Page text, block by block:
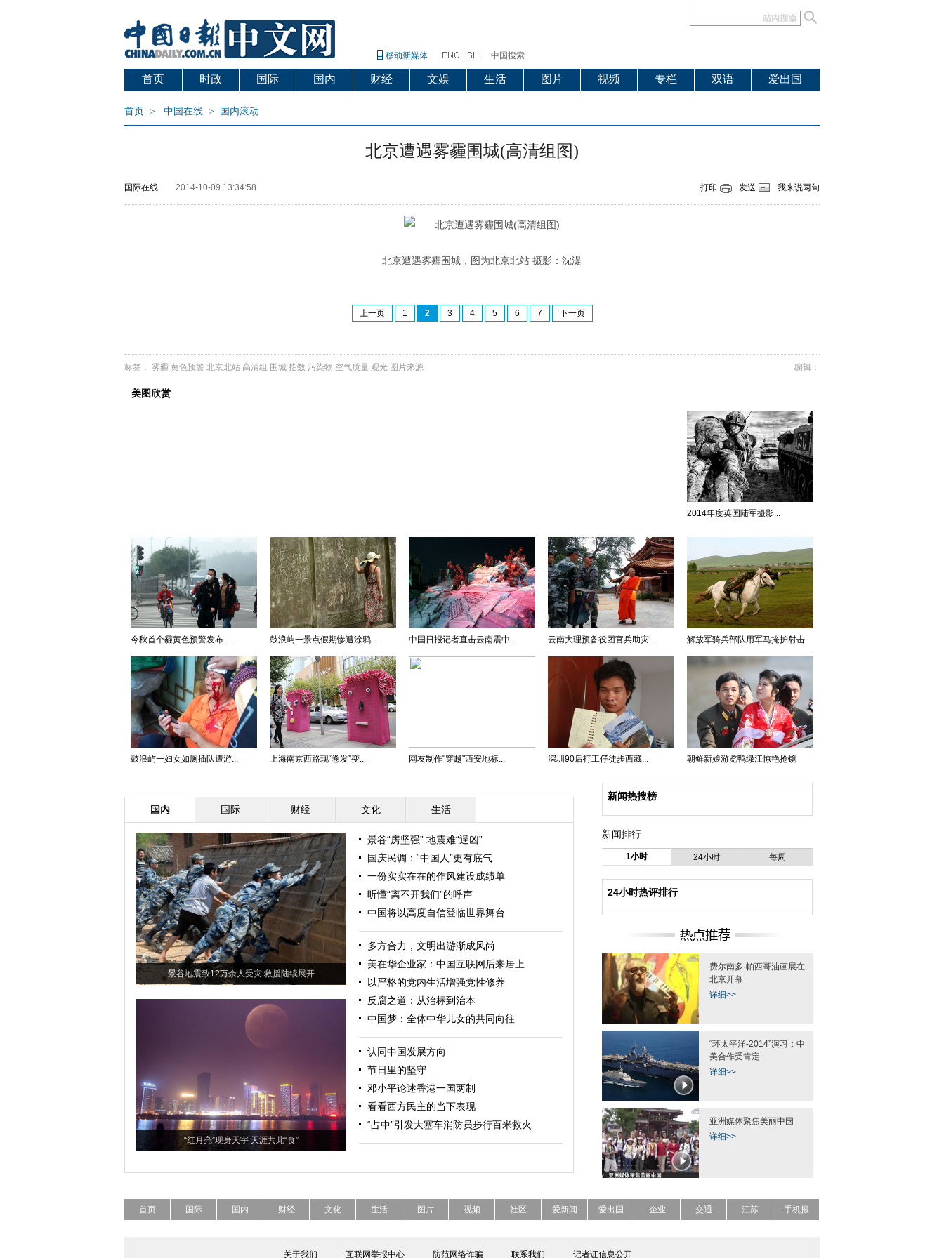
移动新媒体 中国搜索
首页 时政 国际 国内 财经 文娱 生活 图片 视频 专栏 双语 爱出国
首页 > 中国在线 > 国内滚动
北京遭遇雾霾围城(高清组图)
国际在线 2014-10-09 13:34:58 打印 发送 我来说两句
北京遭遇雾霾围城，图为北京北站 摄影：沈湜
上一页 1 2 3 4 5 6 7 下一页
编辑：
标签： 雾霾 黄色预警 北京北站 高清组 围城 指数 污染物 空气质量 观光 图片来源
美图欣赏
2014年度英国陆军摄影...
今秋首个霾黄色预警发布 ... 鼓浪屿一景点假期惨遭涂鸦... 中国日报记者直击云南震中... 云南大理预备役团官兵助灾... 解放军骑兵部队用军马掩护射击
鼓浪屿一妇女如厕插队遭游... 上海南京西路现“卷发”变... 网友制作"穿越"西安地标... 深圳90后打工仔徒步西藏... 朝鲜新娘游览鸭绿江惊艳抢镜
国内 国际 财经 文化 生活
景谷地震致12万余人受灾 救援陆续展开
“红月亮”现身天宇 天涯共此“食”
景谷“房坚强” 地震难“逞凶”
国庆民调：“中国人”更有底气
一份实实在在的作风建设成绩单
听懂“离不开我们”的呼声
中国将以高度自信登临世界舞台
多方合力，文明出游渐成风尚
美在华企业家：中国互联网后来居上
以严格的党内生活增强党性修养
反腐之道：从治标到治本
中国梦：全体中华儿女的共同向往
认同中国发展方向
节日里的坚守
邓小平论述香港一国两制
看看西方民主的当下表现
“占中”引发大塞车消防员步行百米救火
新闻热搜榜
新闻排行
1小时 24小时 每周
24小时热评排行
费尔南多·帕西哥油画展在
北京开幕
详细>>
“环太平洋-2014”演习：中
美合作受肯定
详细>>
亚洲媒体聚焦美丽中国
详细>>
首页 国际 国内 财经 文化 生活 图片 视频 社区 爱新闻 爱出国 企业 交通 江苏 手机报
关于我们 互联网举报中心 防范网络诈骗 联系我们 记者证信息公开